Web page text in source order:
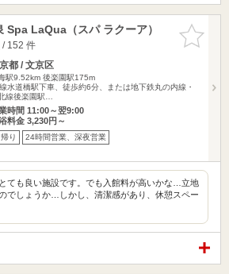
お気に入
りに追加
Spa LaQua（スパ ラクーア）
/ 152 件
都 / 文京区
駅9.52km 後楽園駅175m
水道橋駅下車、徒歩約6分、または地下鉄丸の内線・
線後楽園駅…
時間 11:00～翌9:00
料金 3,230円～
り 24時間営業、深夜営業
ても良い施設です。でも入館料が高いかな…立地
でしょうか…しかし、清潔感があり、休憩スペー